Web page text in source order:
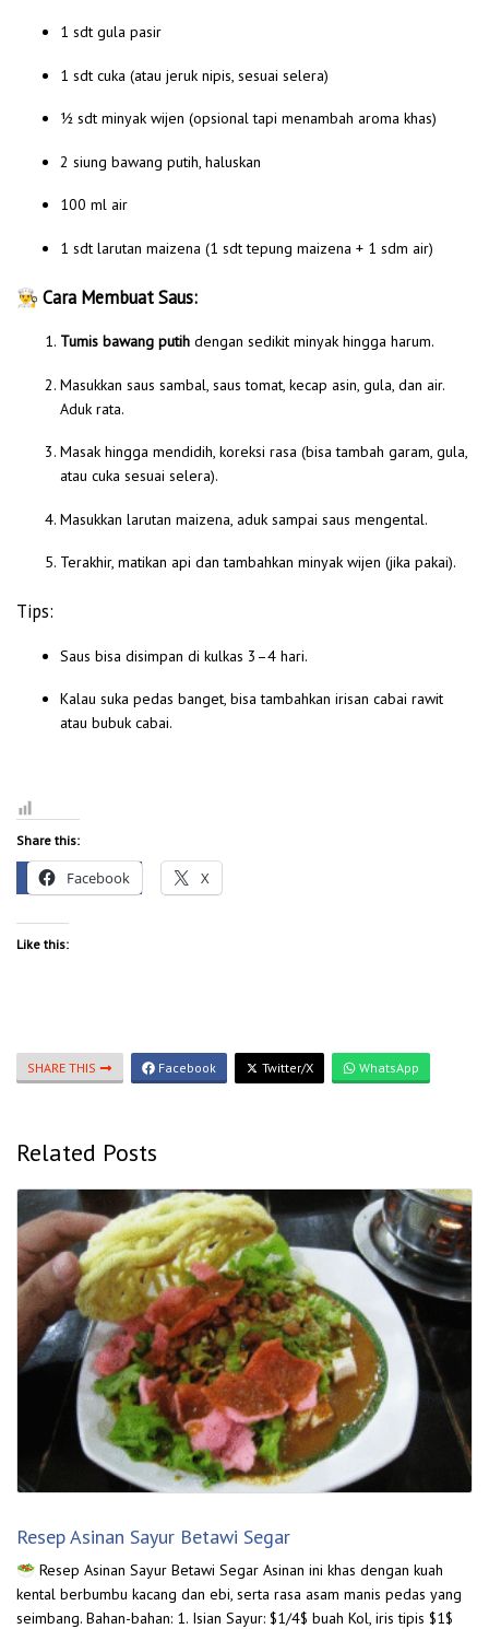
1 sdt gula pasir
1 sdt cuka (atau jeruk nipis, sesuai selera)
½ sdt minyak wijen (opsional tapi menambah aroma khas)
2 siung bawang putih, haluskan
100 ml air
1 sdt larutan maizena (1 sdt tepung maizena + 1 sdm air)
👨‍🍳 Cara Membuat Saus:
Tumis bawang putih dengan sedikit minyak hingga harum.
Masukkan saus sambal, saus tomat, kecap asin, gula, dan air.
Aduk rata.
Masak hingga mendidih, koreksi rasa (bisa tambah garam, gula,
atau cuka sesuai selera).
Masukkan larutan maizena, aduk sampai saus mengental.
Terakhir, matikan api dan tambahkan minyak wijen (jika pakai).
Tips:
Saus bisa disimpan di kulkas 3–4 hari.
Kalau suka pedas banget, bisa tambahkan irisan cabai rawit
atau bubuk cabai.
Share this:
Facebook X
Like this:
SHARE THIS Facebook Twitter/X WhatsApp
Related Posts
Resep Asinan Sayur Betawi Segar
🥗 Resep Asinan Sayur Betawi Segar Asinan ini khas dengan kuah
kental berbumbu kacang dan ebi, serta rasa asam manis pedas yang
seimbang. Bahan-bahan: 1. Isian Sayur: $1/4$ buah Kol, iris tipis $1$